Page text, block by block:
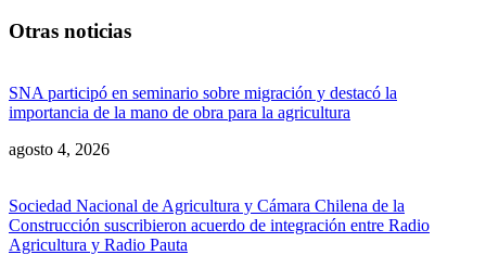
Otras noticias
SNA participó en seminario sobre migración y destacó la
importancia de la mano de obra para la agricultura
agosto 4, 2026
Sociedad Nacional de Agricultura y Cámara Chilena de la
Construcción suscribieron acuerdo de integración entre Radio
Agricultura y Radio Pauta